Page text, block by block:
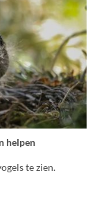
helpen
te zien.